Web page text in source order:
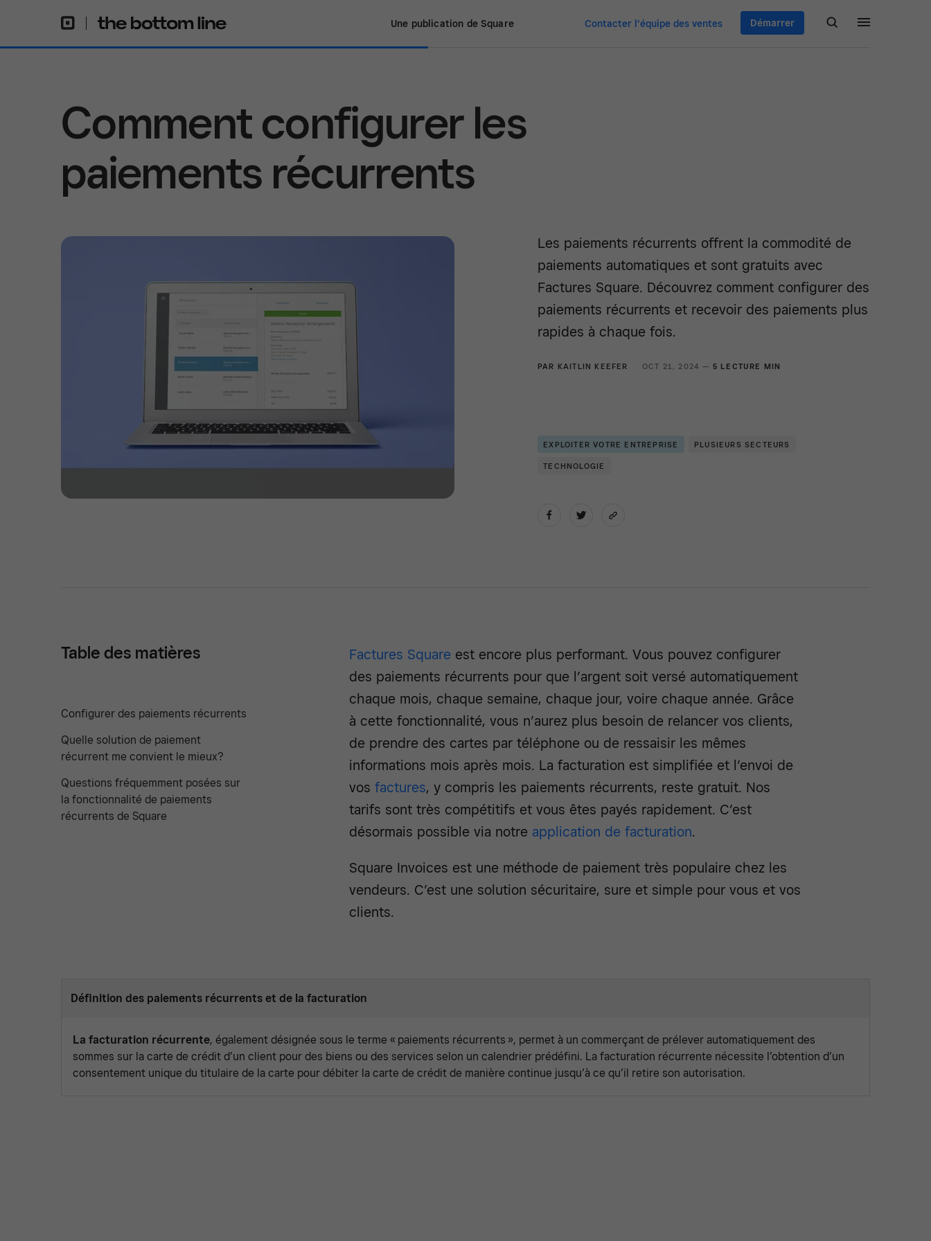
Une publication de Square Contacter l’équipe des ventes Démarrer
Comment configurer les
paiements récurrents
Les paiements récurrents offrent la commodité de
paiements automatiques et sont gratuits avec
Factures Square. Découvrez comment configurer des
paiements récurrents et recevoir des paiements plus
rapides à chaque fois.
PAR KAITLIN KEEFER OCT 21, 2024 — 5 LECTURE MIN
EXPLOITER VOTRE ENTREPRISE PLUSIEURS SECTEURS
TECHNOLOGIE
Table des matières
Configurer des paiements récurrents
Quelle solution de paiement
récurrent me convient le mieux?
Questions fréquemment posées sur
la fonctionnalité de paiements
récurrents de Square
Factures Square est encore plus performant. Vous pouvez configurer
des paiements récurrents pour que l’argent soit versé automatiquement
chaque mois, chaque semaine, chaque jour, voire chaque année. Grâce
à cette fonctionnalité, vous n’aurez plus besoin de relancer vos clients,
de prendre des cartes par téléphone ou de ressaisir les mêmes
informations mois après mois. La facturation est simplifiée et l’envoi de
vos factures, y compris les paiements récurrents, reste gratuit. Nos
tarifs sont très compétitifs et vous êtes payés rapidement. C’est
désormais possible via notre application de facturation.
Square Invoices est une méthode de paiement très populaire chez les
vendeurs. C’est une solution sécuritaire, sure et simple pour vous et vos
clients.
Définition des paiements récurrents et de la facturation
La facturation récurrente, également désignée sous le terme « paiements récurrents », permet à un commerçant de prélever automatiquement des
sommes sur la carte de crédit d’un client pour des biens ou des services selon un calendrier prédéfini. La facturation récurrente nécessite l’obtention d’un
consentement unique du titulaire de la carte pour débiter la carte de crédit de manière continue jusqu’à ce qu’il retire son autorisation.